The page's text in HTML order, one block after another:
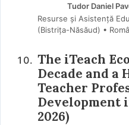
Tudor Daniel
Resurse și Asistență
(Bistriţa-Năsăud) •
The iTeach
Decade and
Teacher
Development
2026)